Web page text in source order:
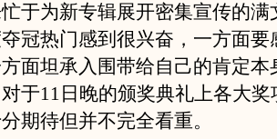
为新专辑展开密集宣传的满
冠热门感到很兴奋，一方面要
面坦承入围带给自己的肯定本
于11日晚的颁奖典礼上各大
期待但并不完全看重。